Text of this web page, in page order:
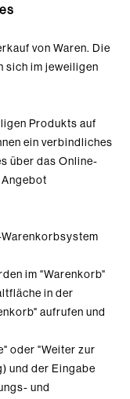
von Waren. Die
sich im jeweiligen
Produkts auf
ein verbindliches
über das Online-
im "Warenkorb"
in der
aufrufen und
oder "Weiter zur
und der Eingabe
und